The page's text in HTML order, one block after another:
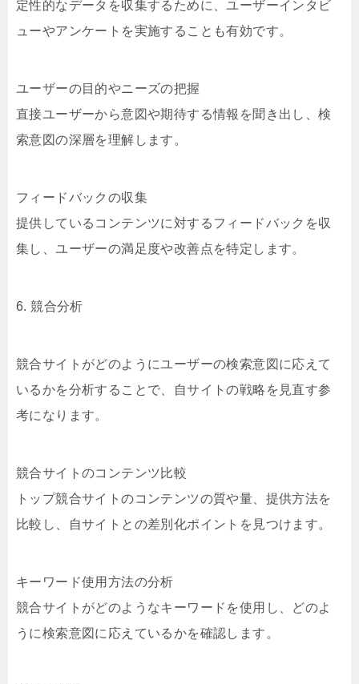
定性的なデータを収集するために、ユーザーインタビ
ューやアンケートを実施することも有効です。
ユーザーの目的やニーズの把握
直接ユーザーから意図や期待する情報を聞き出し、検
索意図の深層を理解します。
フィードバックの収集
提供しているコンテンツに対するフィードバックを収
集し、ユーザーの満足度や改善点を特定します。
6. 競合分析
競合サイトがどのようにユーザーの検索意図に応えて
いるかを分析することで、自サイトの戦略を見直す参
考になります。
競合サイトのコンテンツ比較
トップ競合サイトのコンテンツの質や量、提供方法を
比較し、自サイトとの差別化ポイントを見つけます。
キーワード使用方法の分析
競合サイトがどのようなキーワードを使用し、どのよ
うに検索意図に応えているかを確認します。